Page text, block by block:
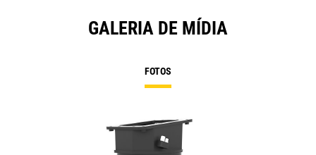
GALERIA DE MÍDIA
FOTOS